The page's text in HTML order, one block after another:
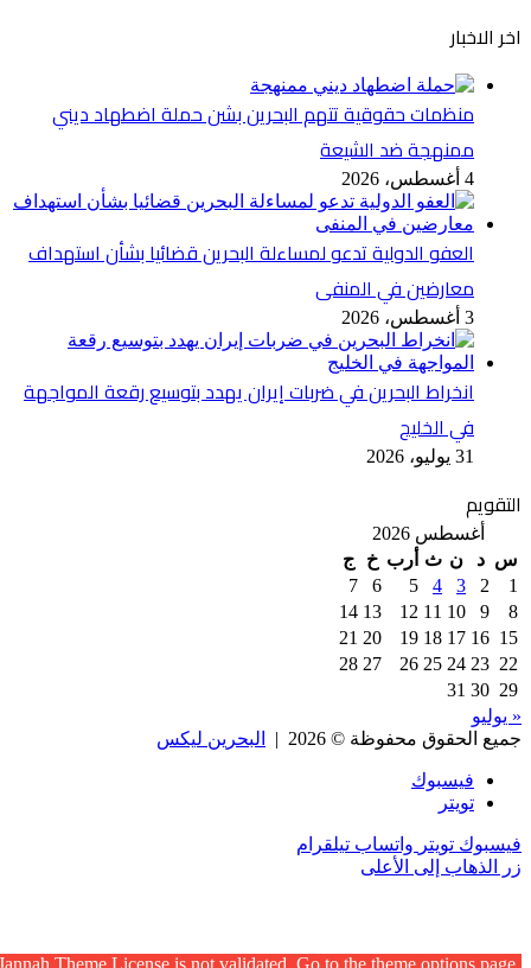
ThemeLicense is not validated, Go to the theme options page
اخر الاخبار
منظمات حقوقية تتهم البحرين بشن حملة اضطهاد ديني
ممنهجة ضد الشيعة
4 أغسطس، 2026
العفو الدولية تدعو لمساءلة البحرين قضائيا بشأن استهداف
معارضين في المنفى
3 أغسطس، 2026
انخراط البحرين في ضربات إيران يهدد بتوسيع رقعة المواجهة
في الخليج
31 يوليو، 2026
التقويم
أغسطس 2026
س د ن ث أرب خ
ج
1
2
3
4
5
6
7
8
9
10
11
12
13
14
15
16
17
18
19
20
21
22
23
24
25
26
27
28
29
30
31
« يوليو
جميع الحقوق محفوظة © 2026 |
البحرين ليكس
فيسبوك
تويتر
فيسبوك تويتر واتساب تيلقرام
زر الذهاب إلى الأعلى